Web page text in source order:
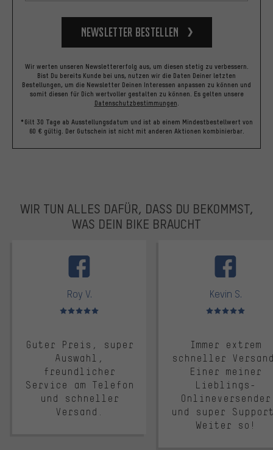
Newsletter bestellen
Wir werten unseren Newslettererfolg aus, um diesen stetig zu verbessern.
Bist Du bereits Kunde bei uns, nutzen wir die Daten Deiner letzten
Bestellungen, um die Newsletter Deinen Interessen anpassen zu können und
somit diesen für Dich wertvoller gestalten zu können. Es gelten unsere
Datenschutzbestimmungen.
*Gilt 30 Tage ab Ausstellungsdatum und ist ab einem Mindestbestellwert von
60 € gültig. Der Gutschein ist nicht mit anderen Aktionen kombinierbar.
WIR TUN ALLES DAFÜR, DASS DU BEKOMMST,
WAS DEIN BIKE BRAUCHT
Roy V.
Bewertungen: 5 von 5
Guter Preis, super
Auswahl,
freundlicher
Service am Telefon
und schneller
Versand.
Kevin S.
Bewertungen: 5 von 5
Immer extrem
schneller
Einer meiner
Lieblings-
Onlineversender
und super
Weiter so!